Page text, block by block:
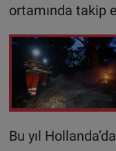
ortamında takip
Bu yıl